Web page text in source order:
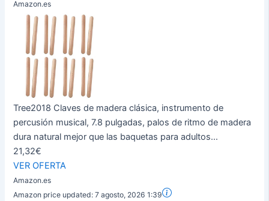
Amazon.es
Tree2018 Claves de madera clásica, instrumento de
percusión musical, 7.8 pulgadas, palos de ritmo de madera
dura natural mejor que las baquetas para adultos...
21,32€
VER OFERTA
Amazon.es
Amazon price updated:7 agosto, 2026 1:39